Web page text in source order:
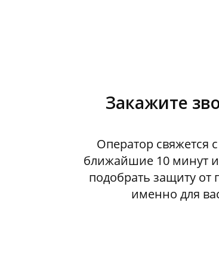
Закажите
Оператор свяжется
ближайшие 10 минут
подобрать защиту от
именно для